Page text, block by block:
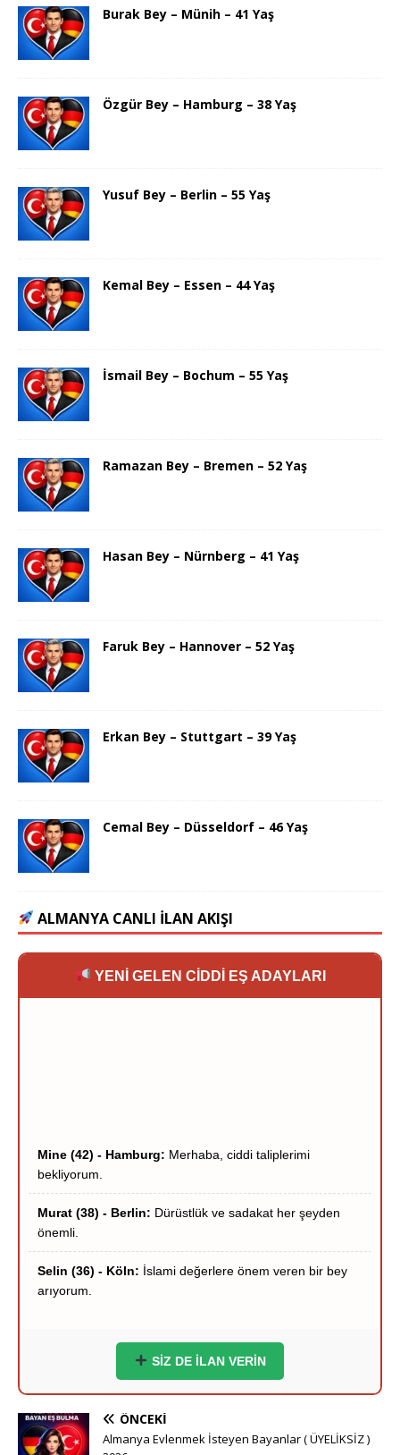
Burak Bey – Münih – 41 Yaş
Özgür Bey – Hamburg – 38 Yaş
Yusuf Bey – Berlin – 55 Yaş
Kemal Bey – Essen – 44 Yaş
İsmail Bey – Bochum – 55 Yaş
Ramazan Bey – Bremen – 52 Yaş
Hasan Bey – Nürnberg – 41 Yaş
Faruk Bey – Hannover – 52 Yaş
Erkan Bey – Stuttgart – 39 Yaş
Cemal Bey – Düsseldorf – 46 Yaş
ALMANYA CANLI İLAN AKIŞI
YENİ GELEN CİDDİ EŞ ADAYLARI
Murat (38) - Berlin:
önemli.
Selin (36) - Köln:
arıyorum.
Hakan (40) - Münih:
Zeynep (39) - Frankfurt:
Frankfurt içi ciddi tanışma
istiyorum.
SİZ DE İLAN VERİN
ÖNCEKI
Almanya Evlenmek İsteyen Bayanlar ( ÜYELİKSİZ )